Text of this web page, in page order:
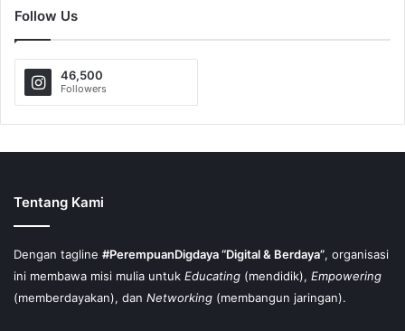
Follow Us
46,500
Followers
Tentang Kami
Dengan tagline #PerempuanDigdaya “Digital & Berdaya”, organisasi
ini membawa misi mulia untuk Educating (mendidik), Empowering
(memberdayakan), dan Networking (membangun jaringan).